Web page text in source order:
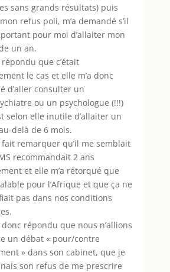
sans grands résultats) puis
refus poli, m’a demandé s’il
pour moi d’allaiter mon
un an.
répondu que c’était
le cas et elle m’a donc
d’aller consulter un
ou un psychologue (!!!)
selon elle inutile d’allaiter un
delà de 6 mois.
fait remarquer qu’il me semblait
recommandait 2 ans
et elle m’a rétorqué que
pour l’Afrique et que ça ne
pas dans nos conditions
donc répondu que nous n’allions
un débat « pour/contre
» dans son cabinet, que je
son refus de me prescrire